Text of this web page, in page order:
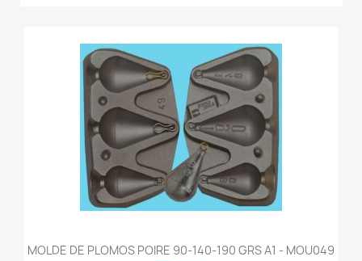
MOLDE DE PLOMOS POIRE 90-140-190 GRS A1 - MOU049